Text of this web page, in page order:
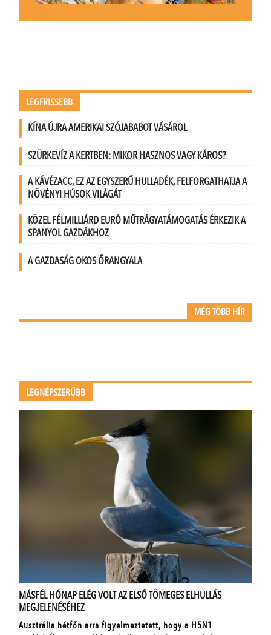
LEGFRISSEBB
KÍNA ÚJRA AMERIKAI SZÓJABABOT VÁSÁROL
SZÜRKEVÍZ A KERTBEN: MIKOR HASZNOS VAGY KÁROS?
A KÁVÉZACC, EZ AZ EGYSZERŰ HULLADÉK, FELFORGATHATJA A
NÖVÉNYI HÚSOK VILÁGÁT
KÖZEL FÉLMILLIÁRD EURÓ MŰTRÁGYATÁMOGATÁS ÉRKEZIK A
SPANYOL GAZDÁKHOZ
A GAZDASÁG OKOS ŐRANGYALA
MÉG TÖBB HÍR
LEGNÉPSZERŰBB